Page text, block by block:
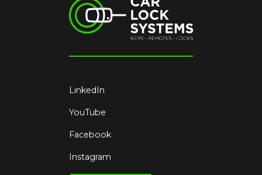
LinkedIn
YouTube
Facebook
Instagram